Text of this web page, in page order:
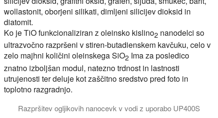
wollastonit, oborjeni silikati, dimljeni silicijev dioksid in
diatomit.
Ko je TiO funkcionaliziran z oleinsko kislino2 nanodelci so
ultrazvočno razpršeni v stiren-butadienskem kavčuku, celo v
zelo majhni količini oleinskega SiO2 Ima za posledico
znatno izboljšan modul, natezno trdnost in lastnosti
utrujenosti ter deluje kot zaščitno sredstvo pred foto in
toplotno razgradnjo.
Razpršitev ogljikovih nanocevk v vodi z uporabo UP400S